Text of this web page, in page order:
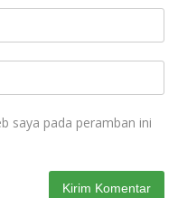
saya pada peramban ini